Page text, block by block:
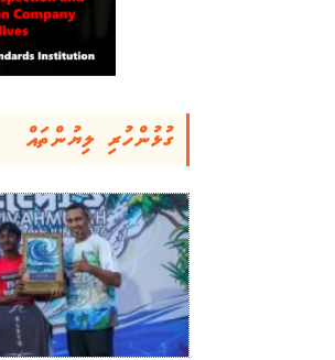
ގުޅުންހުރި ލިޔުންތައް